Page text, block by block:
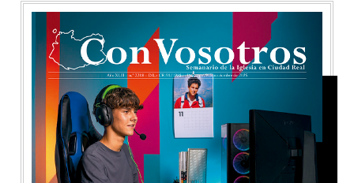
AVISO USO DE COOKIES
Este portal web únicamente utiliza cookies propias
con finalidad técnica, no recaba ni cede datos de
carácter personal de los usuarios sin su
conocimiento.
Sin embargo, contiene enlaces a sitios web de